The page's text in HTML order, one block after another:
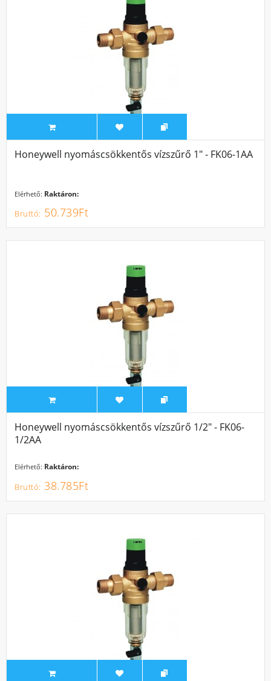
Honeywell nyomáscsökkentős vízszűrő 1" - FK06-1AA
Elérhető: Raktáron:
50.739Ft
Honeywell nyomáscsökkentős vízszűrő 1/2" - FK06-
1/2AA
Elérhető: Raktáron:
38.785Ft